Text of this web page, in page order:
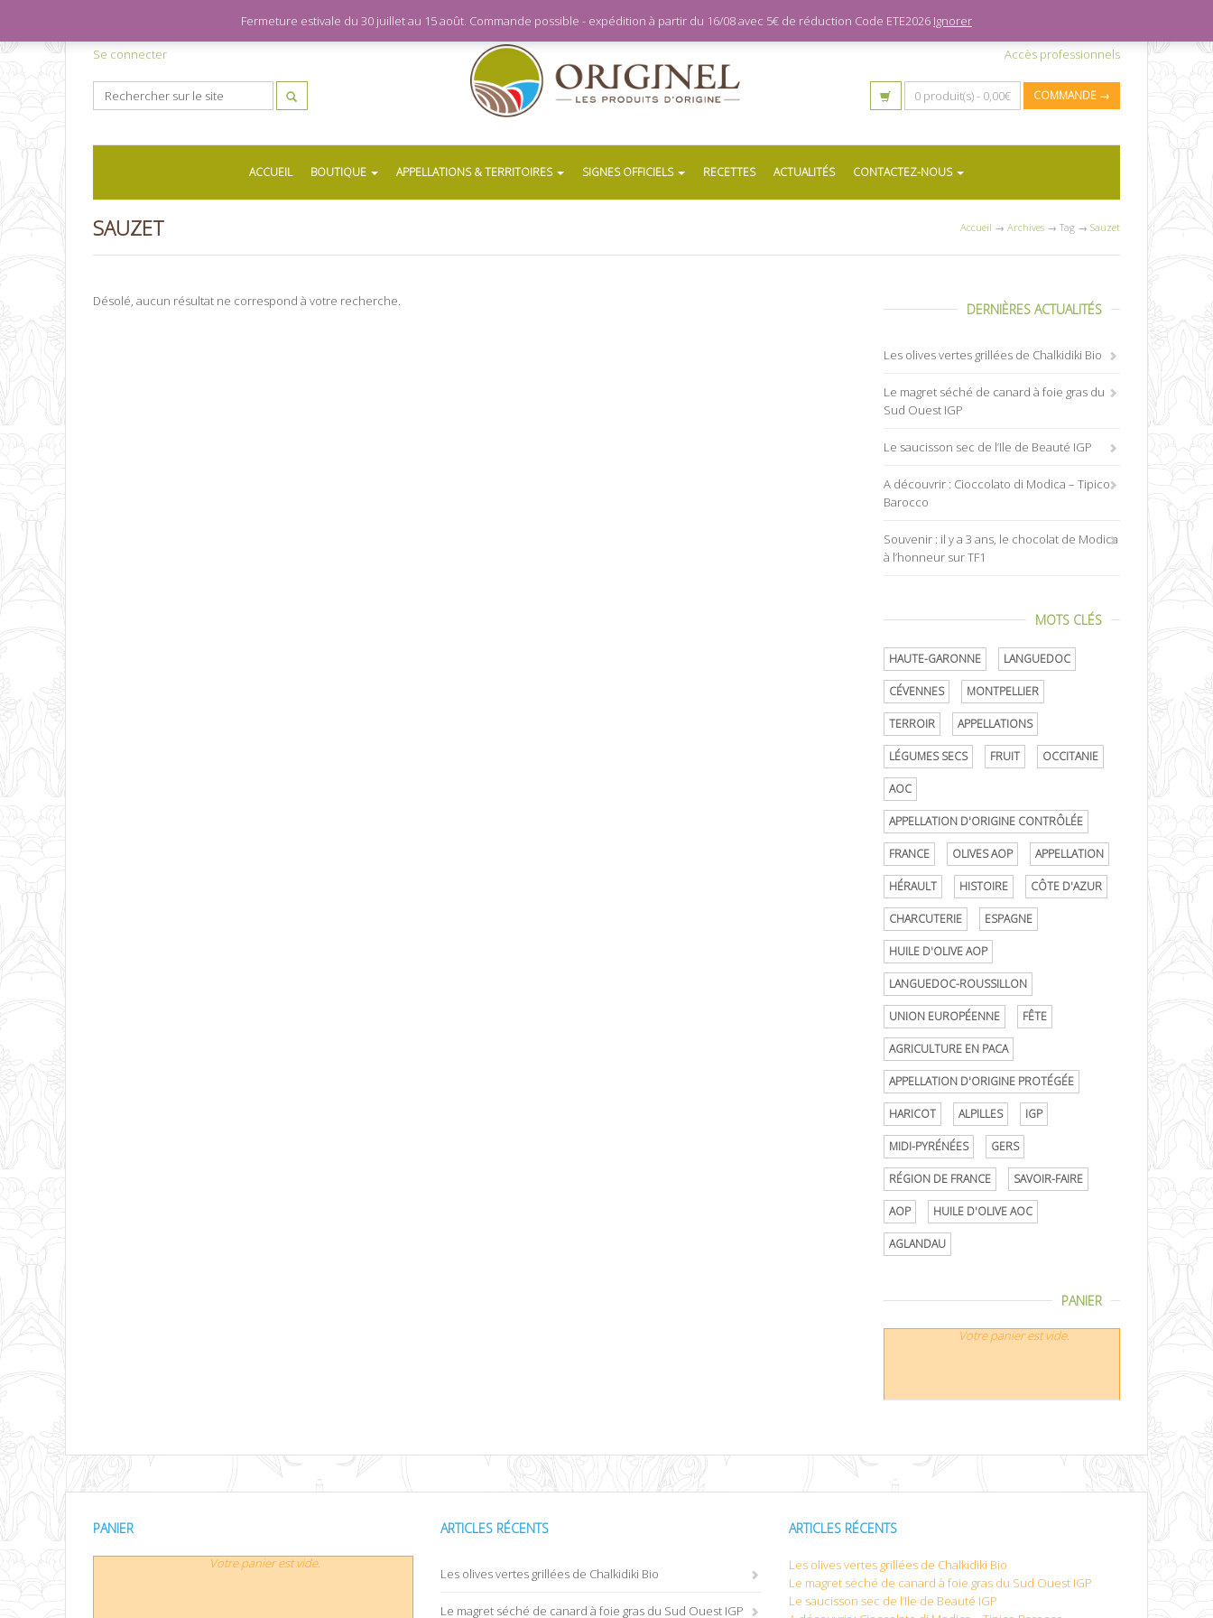
Se connecter Accès professionnels
0 produit(s) - 0,00€ COMMANDE →
ACCUEIL BOUTIQUE APPELLATIONS & TERRITOIRES SIGNES OFFICIELS RECETTES ACTUALITÉS CONTACTEZ-NOUS
SAUZET Accueil → Archives → Tag → Sauzet
Désolé, aucun résultat ne correspond à votre recherche. DERNIÈRES ACTUALITÉS
Les olives vertes grillées de Chalkidiki Bio
Le magret séché de canard à foie gras du
Sud Ouest IGP
Le saucisson sec de l’Ile de Beauté IGP
A découvrir : Cioccolato di Modica – Tipico
Barocco
Souvenir : il y a 3 ans, le chocolat de Modica
à l’honneur sur TF1
MOTS CLÉS
HAUTE-GARONNE LANGUEDOC
CÉVENNES MONTPELLIER
TERROIR APPELLATIONS
LÉGUMES SECS FRUIT OCCITANIE
AOC
APPELLATION D'ORIGINE CONTRÔLÉE
FRANCE OLIVES AOP APPELLATION
HÉRAULT HISTOIRE CÔTE D'AZUR
CHARCUTERIE ESPAGNE
HUILE D'OLIVE AOP
LANGUEDOC-ROUSSILLON
UNION EUROPÉENNE FÊTE
AGRICULTURE EN PACA
APPELLATION D'ORIGINE PROTÉGÉE
HARICOT ALPILLES IGP
MIDI-PYRÉNÉES GERS
RÉGION DE FRANCE SAVOIR-FAIRE
AOP HUILE D'OLIVE AOC
AGLANDAU
PANIER
Votre panier est vide.
PANIER
Votre panier est vide.
ARTICLES RÉCENTS
Les olives vertes grillées de Chalkidiki Bio
Le magret séché de canard à foie gras du Sud Ouest IGP
ARTICLES RÉCENTS
Les olives vertes grillées de Chalkidiki Bio
Le magret séché de canard à foie gras du Sud Ouest IGP
Le saucisson sec de l’Ile de Beauté IGP
Fermeture estivale du 30 juillet au 15 août. Commande possible - expédition à partir du 16/08 avec 5€ de réduction Code ETE2026 Ignorer